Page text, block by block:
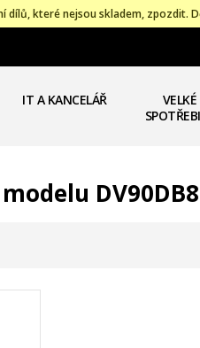
dílů, které nejsou skladem, zpozdit.
IT A KANCELÁŘ
VELKÉ